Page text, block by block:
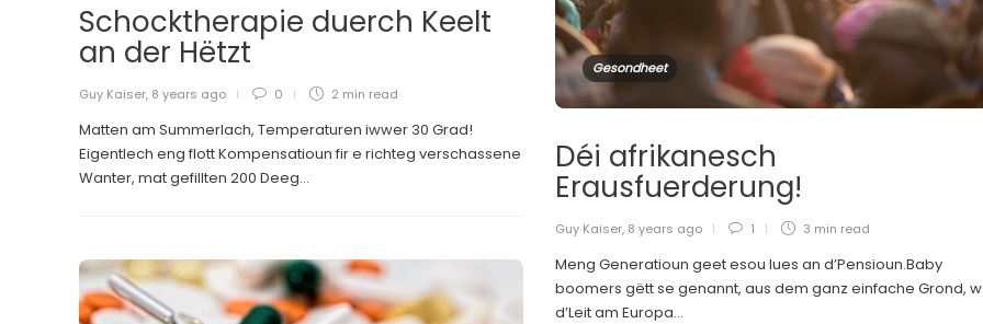
Schocktherapie duerch Keelt
an der Hëtzt
Guy Kaiser, 8 years ago 0 2 min read
Matten am Summerlach, Temperaturen iwwer 30 Grad!
Eigentlech eng flott Kompensatioun fir e richteg verschassene
Wanter, mat gefillten 200 Deeg...
Gesondheet
Déi afrikanesch
Erausfuerderung!
Guy Kaiser, 8 years ago 1 3 min read
Meng Generatioun geet esou lues an d’Pensioun.Baby
boomers gëtt se genannt, aus dem ganz einfache Grond,
d’Leit am Europa...